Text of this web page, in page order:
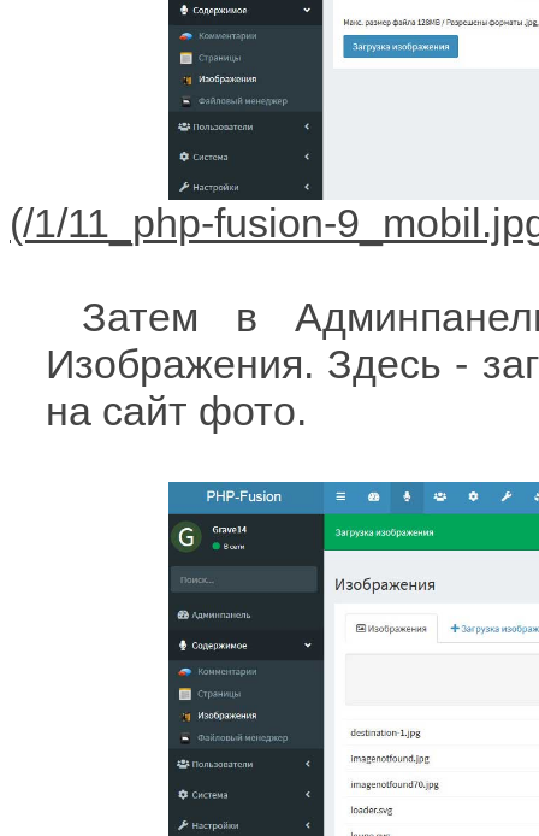
Затем в
Изображения. Здесь -
на сайт фото.